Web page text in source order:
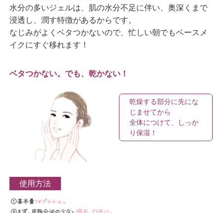
水分の多いジェルは、肌の水分不足に伴い、奥深くまで
浸透し、潤す特徴があるからです。
なじみがよくベタつかないので、忙しい朝でもベースメ
イクにすぐ移れます！
ベタつかない。でも、乾かない！
乾燥する部分に先にな
じませてから
全体につけて、しっか
り保湿！
使用方法